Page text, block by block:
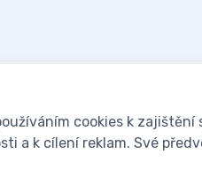
fanoušky: Včelařské potřeby -
cookies k zajištění
a k cílení reklam. Své